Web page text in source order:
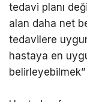
tedavi planı
alan daha net
tedavilere
hastaya en